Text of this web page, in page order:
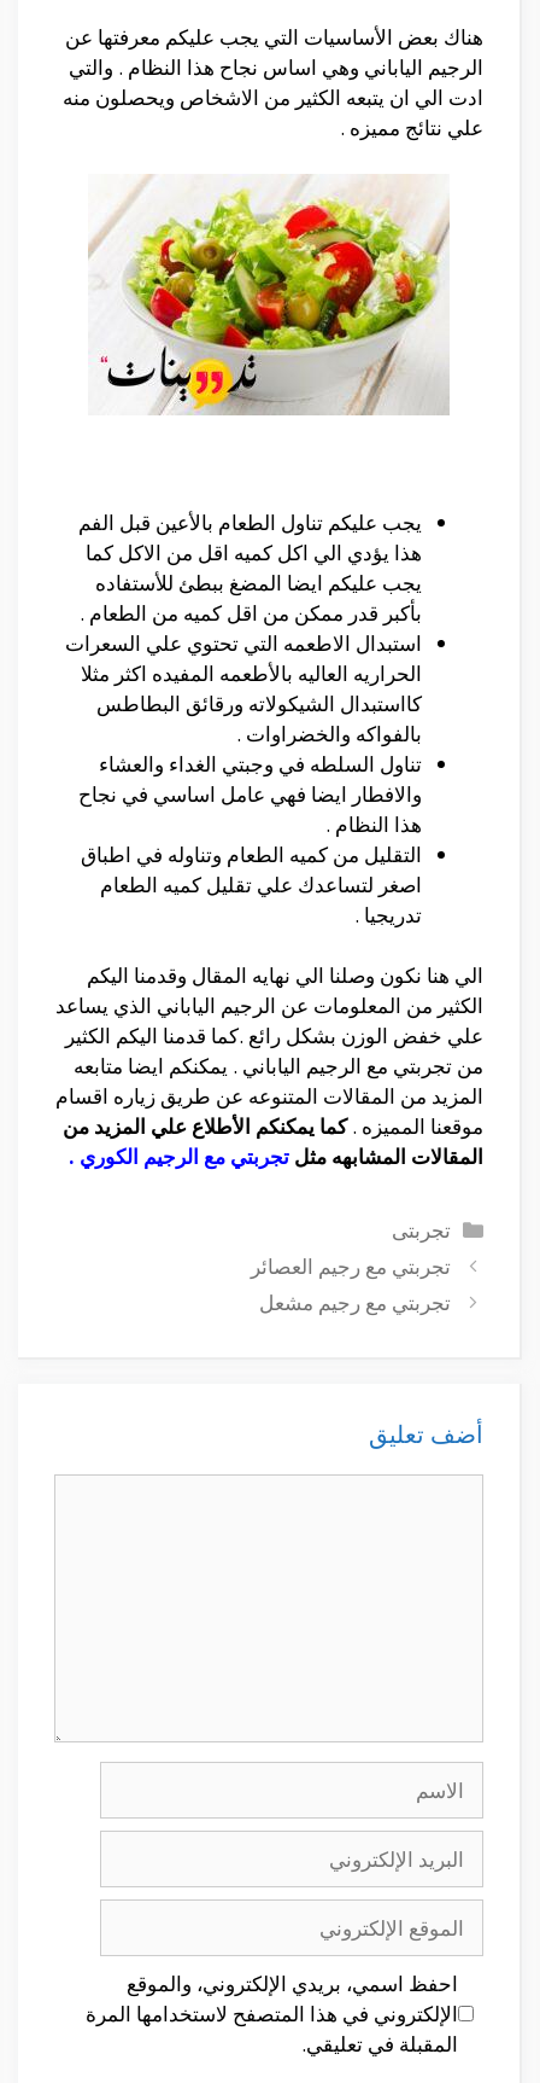
هناك بعض الأساسيات التي يجب عليكم معرفتها عن
الرجيم الياباني وهي اساس نجاح هذا النظام . والتي
ادت الي ان يتبعه الكثير من الاشخاص ويحصلون منه
علي نتائج مميزه .
يجب عليكم تناول الطعام بالأعين قبل الفم
هذا يؤدي الي اكل كميه اقل من الاكل كما
يجب عليكم ايضا المضغ ببطئ للأستفاده
بأكبر قدر ممكن من اقل كميه من الطعام .
استبدال الاطعمه التي تحتوي علي السعرات
الحراريه العاليه بالأطعمه المفيده اكثر مثلا
كااستبدال الشيكولاته ورقائق البطاطس
بالفواكه والخضراوات .
تناول السلطه في وجبتي الغداء والعشاء
والافطار ايضا فهي عامل اساسي في نجاح
هذا النظام .
التقليل من كميه الطعام وتناوله في اطباق
اصغر لتساعدك علي تقليل كميه الطعام
تدريجيا .
الي هنا نكون وصلنا الي نهايه المقال وقدمنا اليكم
الكثير من المعلومات عن الرجيم الياباني الذي يساعد
علي خفض الوزن بشكل رائع .كما قدمنا اليكم الكثير
من تجربتي مع الرجيم الياباني . يمكنكم ايضا متابعه
المزيد من المقالات المتنوعه عن طريق زياره اقسام
موقعنا المميزه .كما يمكنكم الأطلاع علي المزيد من
المقالات المشابهه مثل تجربتي مع الرجيم الكوري .
التصنيفات
تجربتى
تجربتي مع رجيم العصائر
تجربتي مع رجيم مشعل
أضف تعليق
الاسم
البريد
الإلكتروني
الموقع
الإلكتروني
احفظ اسمي، بريدي الإلكتروني، والموقع
الإلكتروني في هذا المتصفح لاستخدامها المرة
المقبلة في تعليقي.